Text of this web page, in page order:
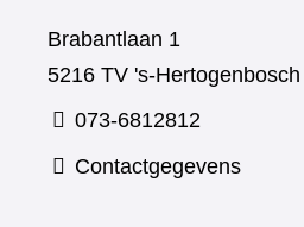
Brabantlaan 1
5216 TV 's-Hertogenbosch
073-6812812
Contactgegevens